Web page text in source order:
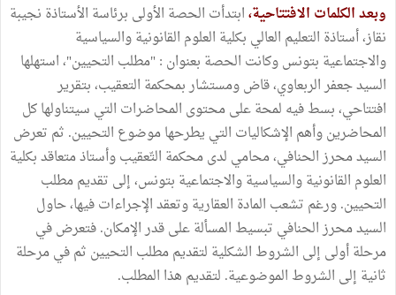
وبعد الكلمات الافتتاحية،ابتدأت الحصة الأولى برئاسة الأستاذة نجيبة
نقاز، أستاذة التعليم العالي بكلية العلوم القانونية والسياسية
والاجتماعية بتونس وكانت الحصة بعنوان : "مطلب التحيين"، استهلها
السيد جعفر الربعاوي، قاض ومستشار بمحكمة التعقيب، بتقرير
افتتاحي، بسط فيه لمحة على محتوى المحاضرات التي سيتناولها كل
المحاضرين وأهم الإشكاليات التي يطرحها موضوع التحيين. ثم تعرض
السيد محرز الحنافي، محامي لدى محكمة التّعقيب وأستاذ متعاقد بكلية
العلوم القانونية والسياسية والاجتماعية بتونس، إلى تقديم مطلب
التحيين. ورغم تشعب المادة العقارية وتعقد الإجراءات فيها، حاول
السيد محرز الحنافي تبسيط المسألة على قدر الإمكان. فتعرض في
مرحلة أولى إلى الشروط الشكلية لتقديم مطلب التحيين ثم في مرحلة
ثانية إلى الشروط الموضوعية. لتقديم هذا المطلب.